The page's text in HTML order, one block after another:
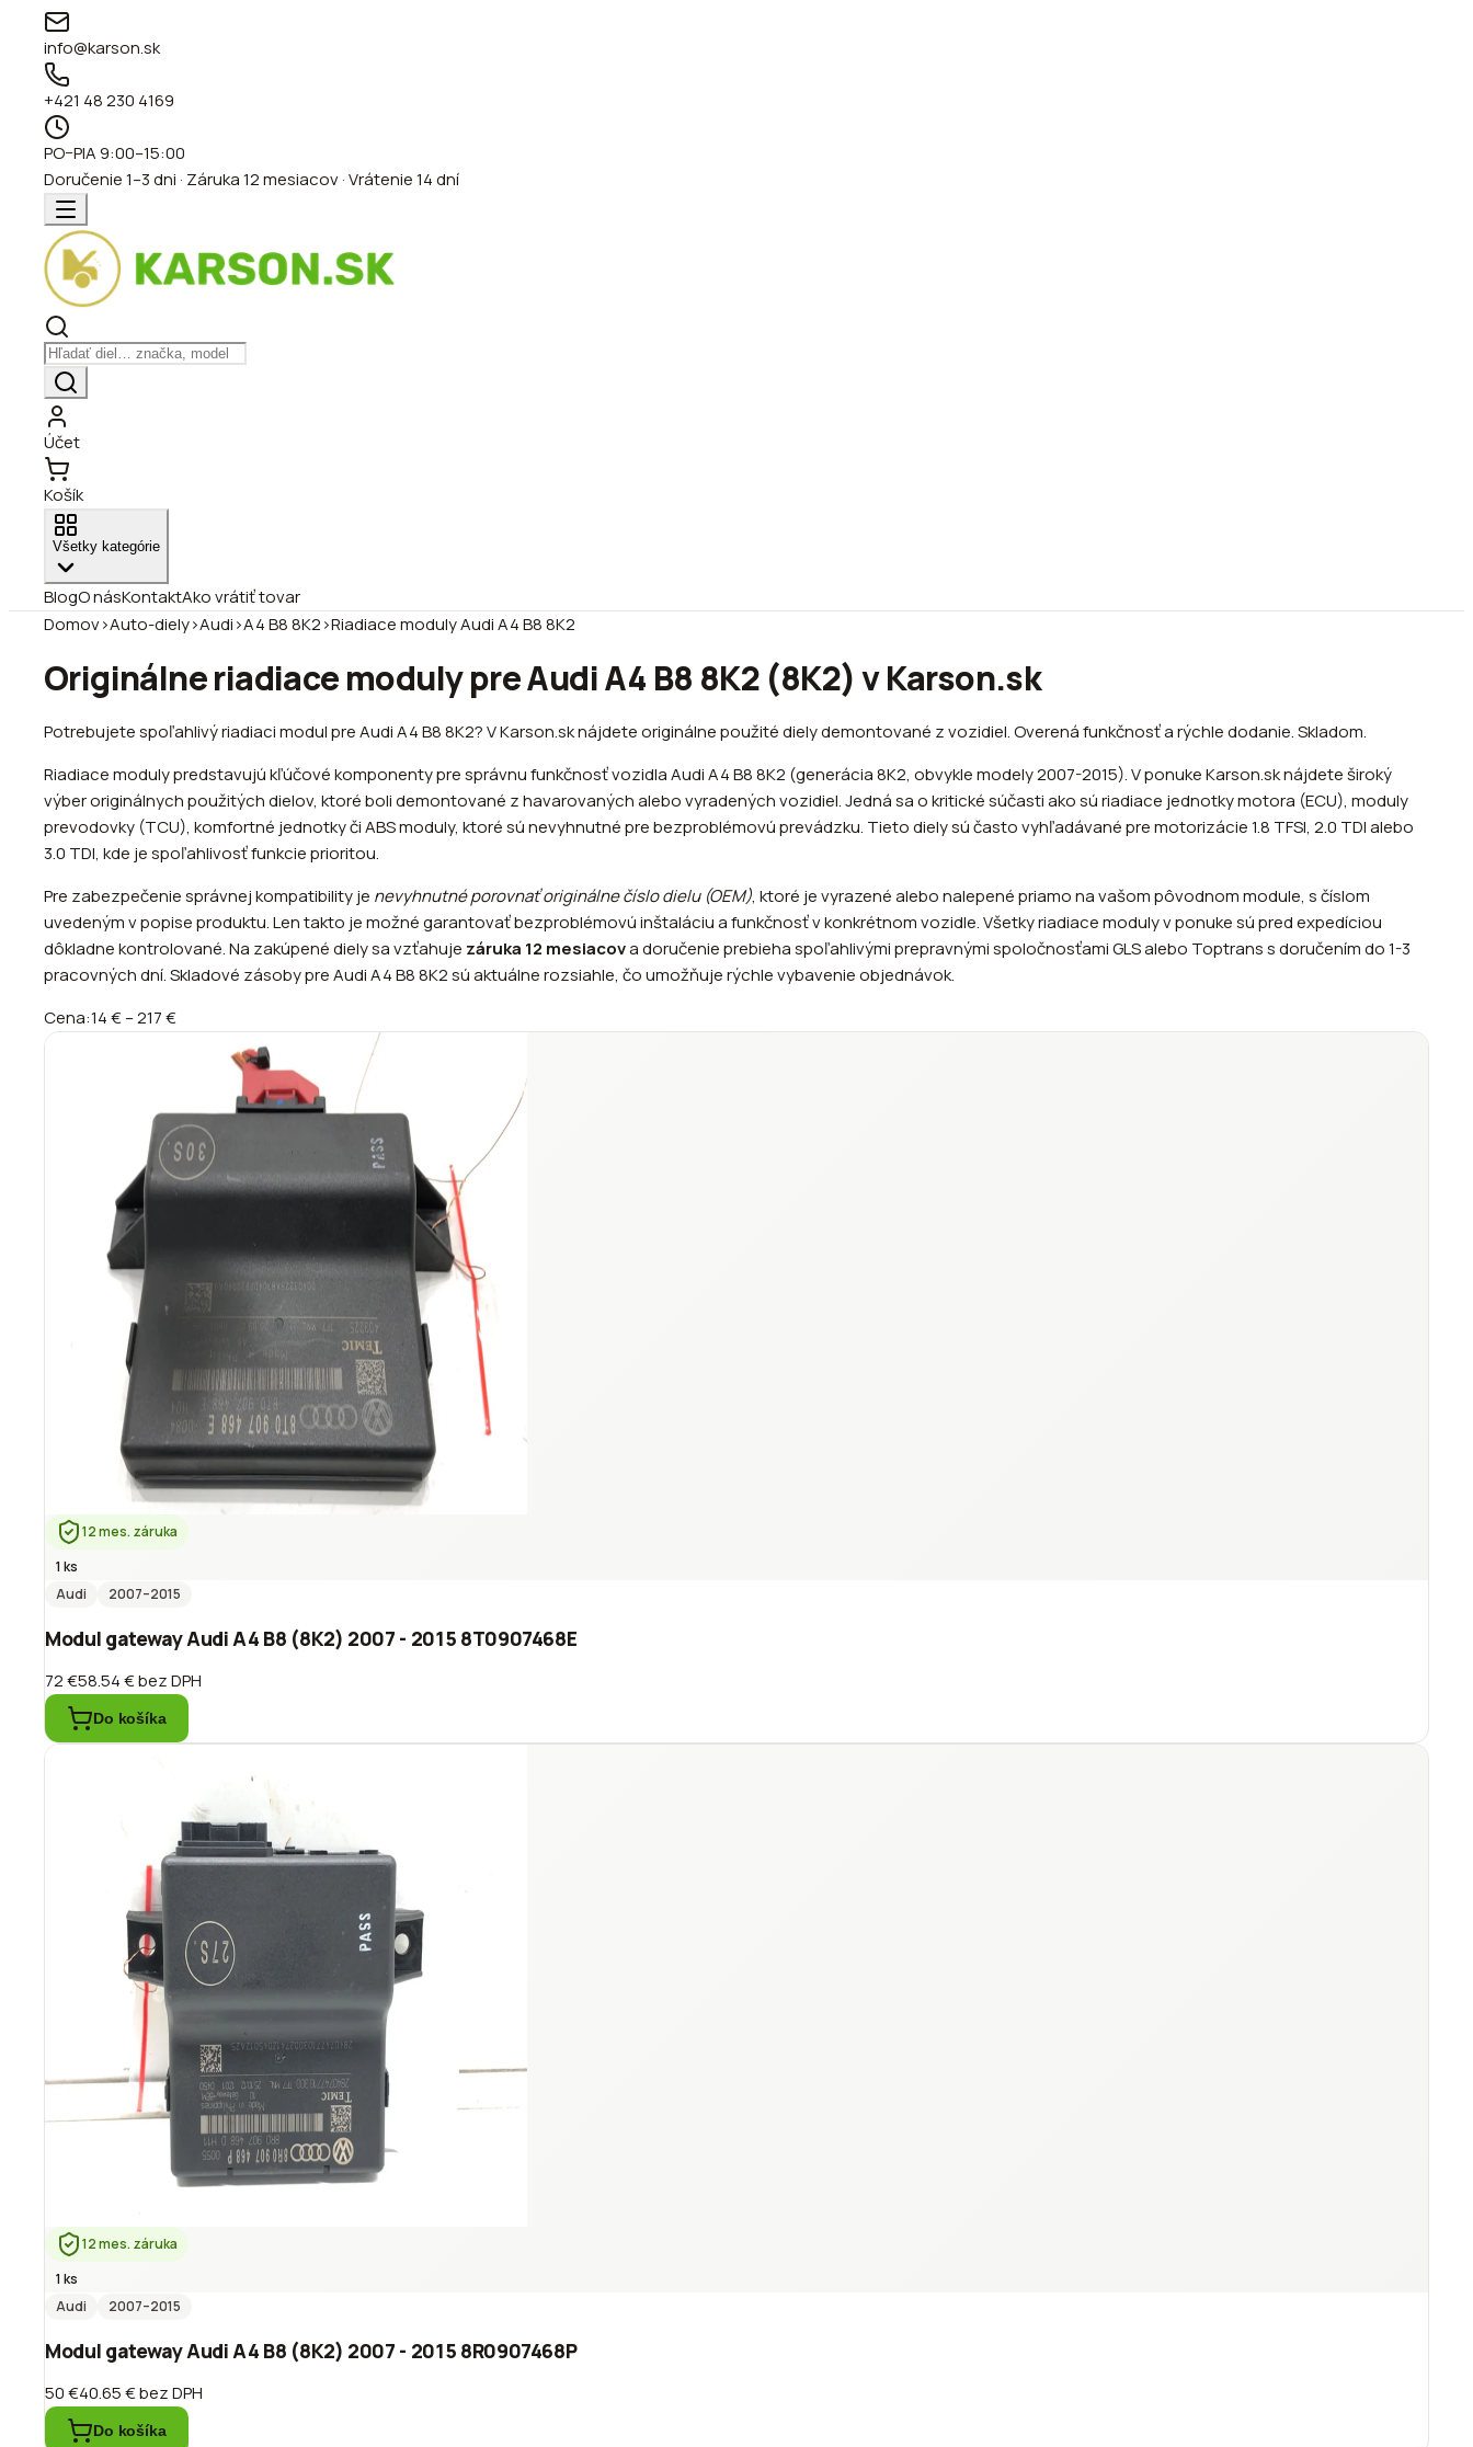
info@karson.sk
+421 48 230 4169
PO–PIA 9:00–15:00
Doručenie 1–3 dni · Záruka 12 mesiacov · Vrátenie 14 dní
Účet
Košík
Všetky kategórie
BlogO násKontaktAko vrátiť tovar
Domov›Auto-diely›Audi›A4 B8 8K2›Riadiace moduly Audi A4 B8 8K2
Originálne riadiace moduly pre Audi A4 B8 8K2 (8K2) v Karson.sk
Potrebujete spoľahlivý riadiaci modul pre Audi A4 B8 8K2? V Karson.sk nájdete originálne použité diely demontované z vozidiel. Overená funkčnosť a rýchle dodanie. Skladom.
Riadiace moduly predstavujú kľúčové komponenty pre správnu funkčnosť vozidla Audi A4 B8 8K2 (generácia 8K2, obvykle modely 2007-2015). V ponuke Karson.sk nájdete široký
výber originálnych použitých dielov, ktoré boli demontované z havarovaných alebo vyradených vozidiel. Jedná sa o kritické súčasti ako sú riadiace jednotky motora (ECU), moduly
prevodovky (TCU), komfortné jednotky či ABS moduly, ktoré sú nevyhnutné pre bezproblémovú prevádzku. Tieto diely sú často vyhľadávané pre motorizácie 1.8 TFSI, 2.0 TDI alebo
3.0 TDI, kde je spoľahlivosť funkcie prioritou.
Pre zabezpečenie správnej kompatibility je nevyhnutné porovnať originálne číslo dielu (OEM), ktoré je vyrazené alebo nalepené priamo na vašom pôvodnom module, s číslom
uvedeným v popise produktu. Len takto je možné garantovať bezproblémovú inštaláciu a funkčnosť v konkrétnom vozidle. Všetky riadiace moduly v ponuke sú pred expedíciou
dôkladne kontrolované. Na zakúpené diely sa vzťahuje záruka 12 mesiacova doručenie prebieha spoľahlivými prepravnými spoločnosťami GLS alebo Toptrans s doručením do 1-3
pracovných dní. Skladové zásoby pre Audi A4 B8 8K2 sú aktuálne rozsiahle, čo umožňuje rýchle vybavenie objednávok.
Cena:14 €–217 €
12 mes. záruka
1 ks
Audi
2007–2015
Modul gateway Audi A4 B8 (8K2) 2007 - 2015 8T0907468E
72 €58.54 €bez DPH
Do košíka
12 mes. záruka
1 ks
Audi
2007–2015
Modul gateway Audi A4 B8 (8K2) 2007 - 2015 8R0907468P
50 €40.65 €bez DPH
Do košíka